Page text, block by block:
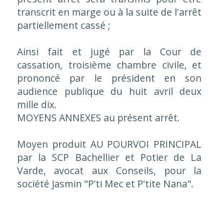
transcrit en marge ou à la suite de l'arrêt
partiellement cassé ;
Ainsi fait et jugé par la Cour de
cassation, troisième chambre civile, et
prononcé par le président en son
audience publique du huit avril deux
mille dix.
MOYENS ANNEXES au présent arrêt.
Moyen produit AU POURVOI PRINCIPAL
par la SCP Bachellier et Potier de La
Varde, avocat aux Conseils, pour la
société Jasmin "P'ti Mec et P'tite Nana".